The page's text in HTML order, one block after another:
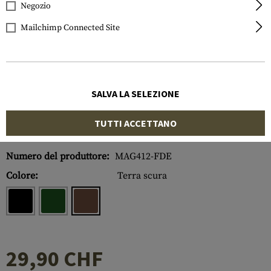
Numero di articolo:
10264130900
Numero del produttore: MAG412-FDE
Colore:
Terra scura
29,90 CHF
Negozio
Mailchimp Connected Site
SALVA LA SELEZIONE
TUTTI ACCETTANO